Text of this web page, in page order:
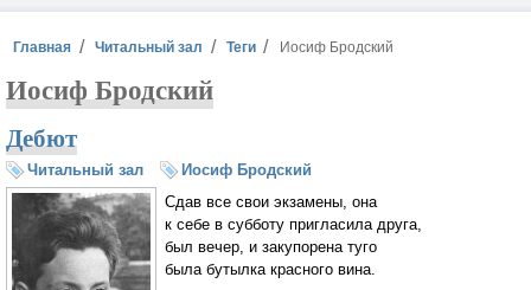
Вы здесь
Главная Читальный зал Теги Иосиф Бродский
Иосиф Бродский
Дебют
Читальный зал
Иосиф Бродский
Сдав все свои экзамены, она
к себе в субботу пригласила друга,
был вечер, и закупорена туго
была бутылка красного вина.